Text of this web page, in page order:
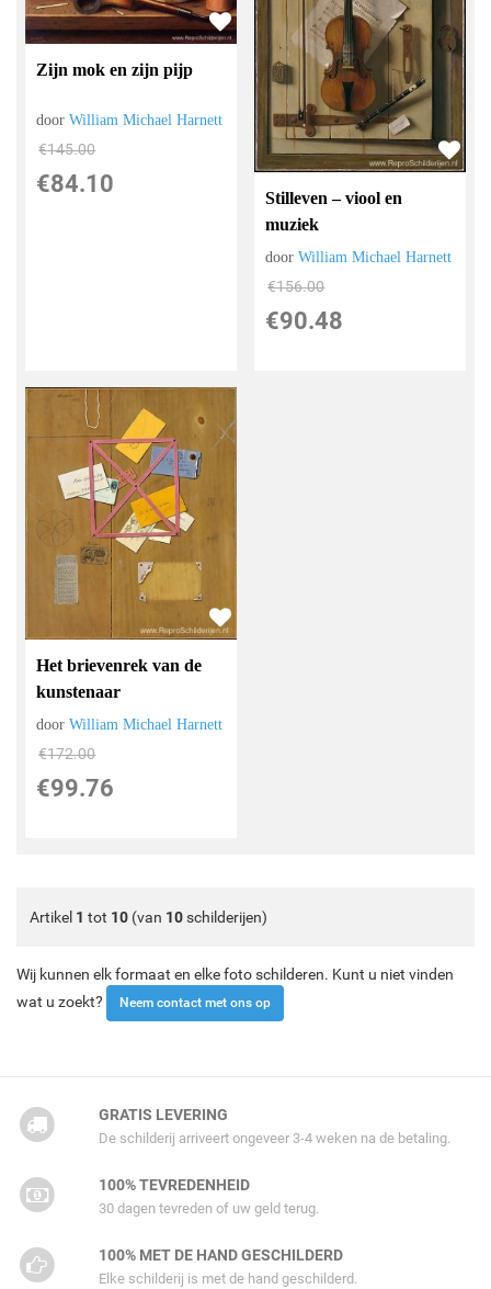
Zijn mok en zijn pijp
doorWilliam Michael Harnett
€145.00
€84.10
Stilleven – viool en
muziek
doorWilliam Michael Harnett
€156.00
€90.48
Het brievenrek van de
kunstenaar
doorWilliam Michael Harnett
€172.00
€99.76
Artikel 1 tot 10 (van 10schilderijen)
Wij kunnen elk formaat en elke foto schilderen. Kunt u niet vinden
wat u zoekt?
Neem contact met ons op
GRATIS LEVERING
De schilderij arriveert ongeveer 3-4 weken na de betaling.
100% TEVREDENHEID
30 dagen tevreden of uw geld terug.
100% MET DE HAND GESCHILDERD
Elke schilderij is met de hand geschilderd.